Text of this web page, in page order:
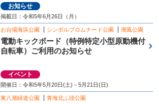
お知らせ
掲載日：令和5年6月26日（月）
お台場海浜公園 シンボルプロムナード公園 潮風公園
電動キックボード（特例特定小型原動機付
自転車）ご利用のお知らせ
イベント
開催日：令和5年5月20日(土)－5月21日(日)
東八潮緑道公園 青海北ふ頭公園